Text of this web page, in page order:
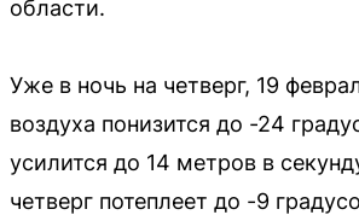
области.
Уже в ночь на четверг, 19
воздуха понизится до -24
усилится до 14 метров в
четверг потеплеет до -9